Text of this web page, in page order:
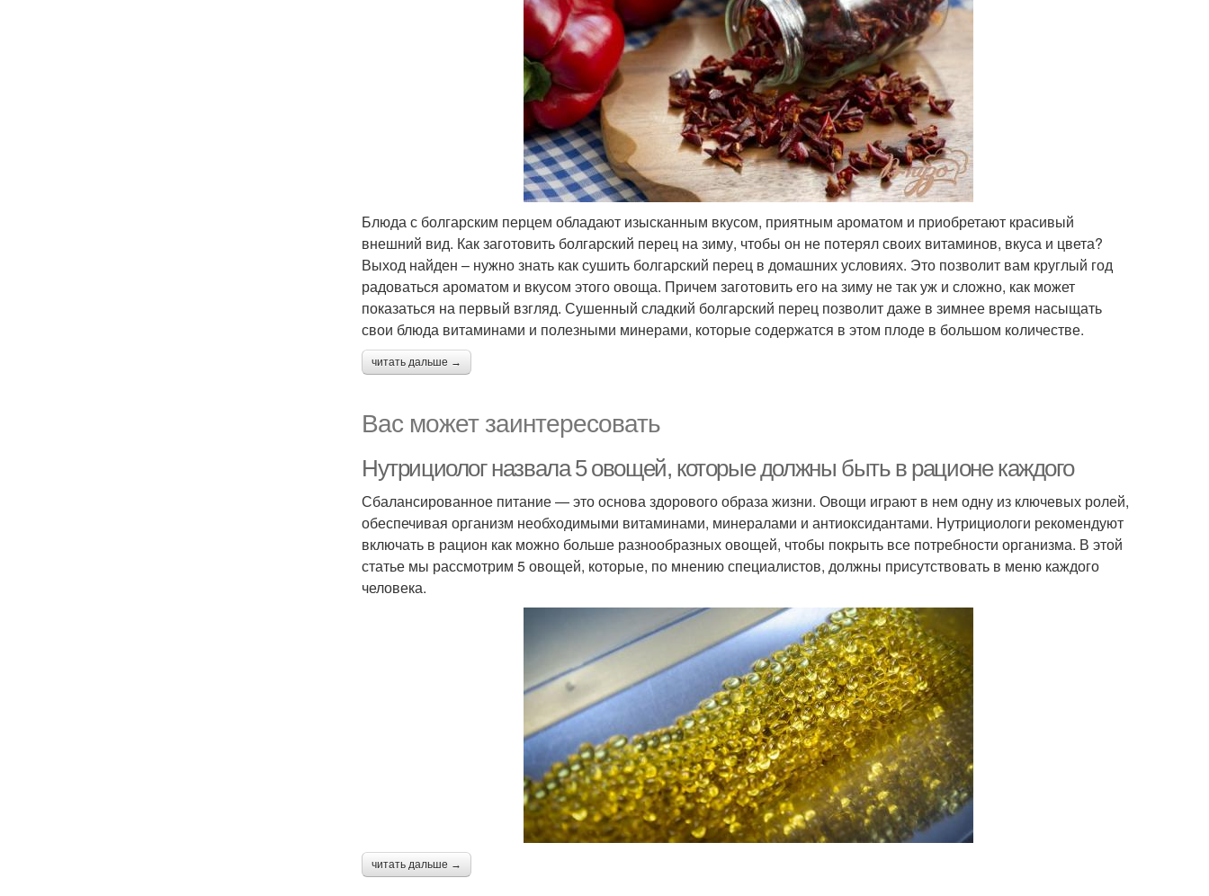
Блюда с болгарским перцем обладают изысканным вкусом, приятным ароматом и приобретают красивый
внешний вид. Как заготовить болгарский перец на зиму, чтобы он не потерял своих витаминов, вкуса и цвета?
Выход найден – нужно знать как сушить болгарский перец в домашних условиях. Это позволит вам круглый год
радоваться ароматом и вкусом этого овоща. Причем заготовить его на зиму не так уж и сложно, как может
показаться на первый взгляд. Сушенный сладкий болгарский перец позволит даже в зимнее время насыщать
свои блюда витаминами и полезными минерами, которые содержатся в этом плоде в большом количестве.
читать дальше →
Вас может заинтересовать
Нутрициолог назвала 5 овощей, которые должны быть в рационе каждого
Сбалансированное питание — это основа здорового образа жизни. Овощи играют в нем одну из ключевых ролей,
обеспечивая организм необходимыми витаминами, минералами и антиоксидантами. Нутрициологи рекомендуют
включать в рацион как можно больше разнообразных овощей, чтобы покрыть все потребности организма. В этой
статье мы рассмотрим 5 овощей, которые, по мнению специалистов, должны присутствовать в меню каждого
человека.
читать дальше →